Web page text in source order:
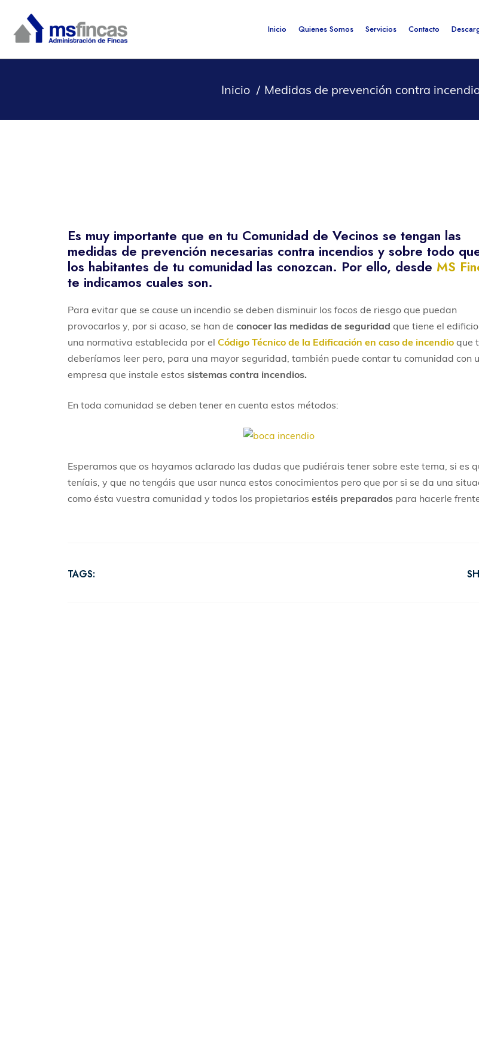
Inicio Quienes Somos Servicios Contacto
Inicio Medidas de prevención contra
Es muy importante que en tu Comunidad de Vecinos se tengan las
medidas de prevención necesarias contra incendios y sobre todo
los habitantes de tu comunidad las conozcan. Por ello, desdeMS
te indicamos cuales son.
Para evitar que se cause un incendio se deben disminuir los focos de riesgo que puedan
provocarlos y, por si acaso, se han deconocer las medidas de seguridad que tiene el
una normativa establecida por elCódigo Técnico de la Edificación en caso de incendio que
deberíamos leer pero, para una mayor seguridad, también puede contar tu comunidad con
empresa que instale estossistemas contra incendios.
En toda comunidad se deben tener en cuenta estos métodos:
Esperamos que os hayamos aclarado las dudas que pudiérais tener sobre este tema, si es
teníais, y que no tengáis que usar nunca estos conocimientos pero que por si se da una
como ésta vuestra comunidad y todos los propietariosestéis preparados para hacerle
TAGS: